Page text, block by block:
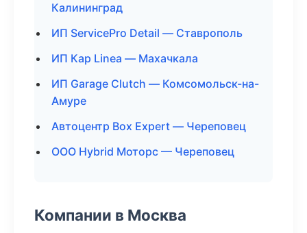
Калининград
ИП ServicePro Detail — Ставрополь
ИП Кар Linea — Махачкала
ИП Garage Clutch — Комсомольск-на-
Амуре
Автоцентр Box Expert — Череповец
ООО Hybrid Моторс — Череповец
Компании в Москва